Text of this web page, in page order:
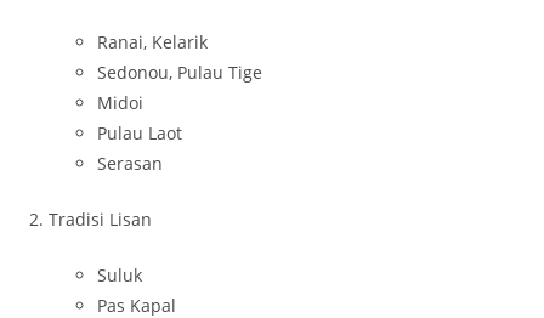
Ranai, Kelarik
Sedonou, Pulau Tige
Midoi
Pulau Laot
Serasan
Tradisi Lisan
Suluk
Pas Kapal